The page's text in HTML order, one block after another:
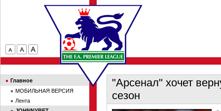
"Арсенал" хочет
сезон
Главное
МОБИЛЬНАЯ ВЕРСИЯ
Лента